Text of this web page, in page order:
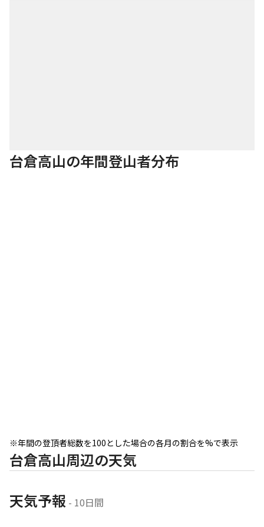
台倉高山の年間登山者分布
※年間の登頂者総数を100とした場合の各月の割合を%で表示
台倉高山周辺の天気
天気予報 - 10日間